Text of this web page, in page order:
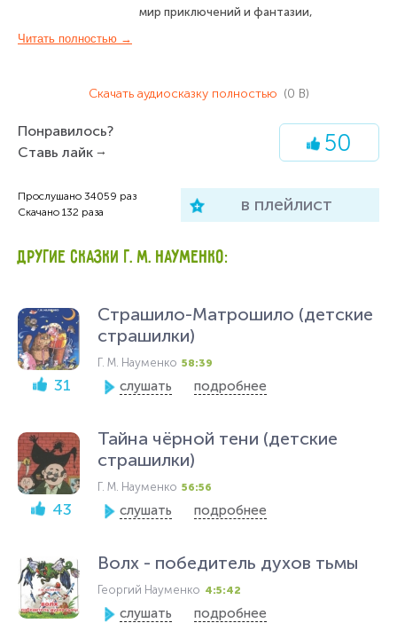
мир приключений и фантазии,
"Миша" и сказочной газете "Жили-были".
Рогволд Суховерко
Александра Покровская
Дмитрий Филимонов
Читать полностью →
Скачать аудиосказку полностью (0 B)
Понравилось?
Ставь лайк
50
Прослушано 34059 раз
Скачано 132 раза в плейлист
ДРУГИЕ СКАЗКИ Г. М. НАУМЕНКО:
31
Страшило-Матрошило (детские
страшилки)
Г. М. Науменко 58:39
слушать подробнее
43
Тайна чёрной тени (детские
страшилки)
Г. М. Науменко 56:56
слушать подробнее
Волх - победитель духов тьмы
Георгий Науменко 4:5:42
слушать подробнее